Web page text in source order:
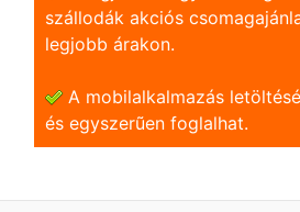
szállodák akciós
legjobb árakon.
A mobilalkalmazás
és egyszerũen foglalhat.